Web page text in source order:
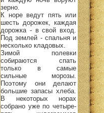
зерно.
К норе ведут пять или
шесть дорожек, каждая
дорожка - в свой вход.
Под землей - спальня и
несколько кладовых.
Зимой полевки
собираются спать
только в самые
сильные морозы.
Поэтому они делают
большие запасы хлеба.
В некоторых норах
собрано уже по четыре-